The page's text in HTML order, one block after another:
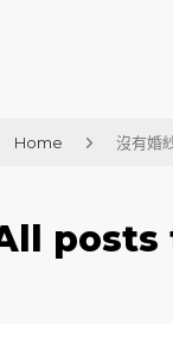
Home 沒有婚
posts